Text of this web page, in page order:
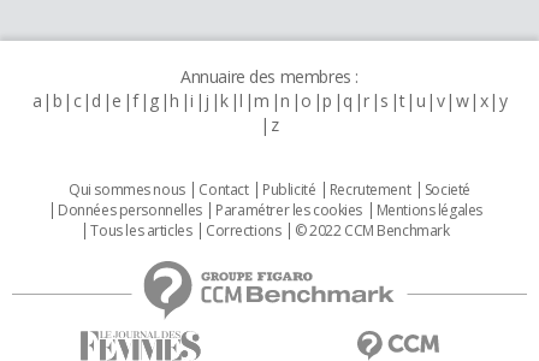
Annuaire des membres :
a b c d e f g h i j k l m n o p q r s t u v w x y
z
Qui sommes nous Contact Publicité Recrutement
Societé
Données personnelles
Paramétrer les cookies
Mentions légales
Tous les articles
Corrections © 2022 CCM Benchmark